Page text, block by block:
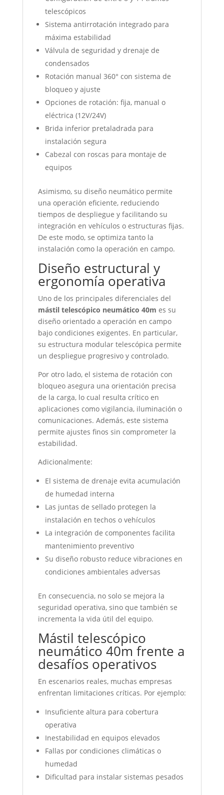
telescópicos
Sistema antirrotación integrado para
máxima estabilidad
Válvula de seguridad y drenaje de
condensados
Rotación manual 360° con sistema de
bloqueo y ajuste
Opciones de rotación: fija, manual o
eléctrica (12V/24V)
Brida inferior pretaladrada para
instalación segura
Cabezal con roscas para montaje de
equipos
Asimismo, su diseño neumático permite
una operación eficiente, reduciendo
tiempos de despliegue y facilitando su
integración en vehículos o estructuras fijas.
De este modo, se optimiza tanto la
instalación como la operación en campo.
Diseño estructural y
ergonomía operativa
Uno de los principales diferenciales del
mástil telescópico neumático 40m es su
diseño orientado a operación en campo
bajo condiciones exigentes. En particular,
su estructura modular telescópica permite
un despliegue progresivo y controlado.
Por otro lado, el sistema de rotación con
bloqueo asegura una orientación precisa
de la carga, lo cual resulta crítico en
aplicaciones como vigilancia, iluminación o
comunicaciones. Además, este sistema
permite ajustes finos sin comprometer la
estabilidad.
Adicionalmente:
El sistema de drenaje evita acumulación
de humedad interna
Las juntas de sellado protegen la
instalación en techos o vehículos
La integración de componentes facilita
mantenimiento preventivo
Su diseño robusto reduce vibraciones en
condiciones ambientales adversas
En consecuencia, no solo se mejora la
seguridad operativa, sino que también se
incrementa la vida útil del equipo.
Mástil telescópico
neumático 40m frente a
desafíos operativos
En escenarios reales, muchas empresas
enfrentan limitaciones críticas. Por ejemplo:
Insuficiente altura para cobertura
operativa
Inestabilidad en equipos elevados
Fallas por condiciones climáticas o
humedad
Dificultad para instalar sistemas pesados